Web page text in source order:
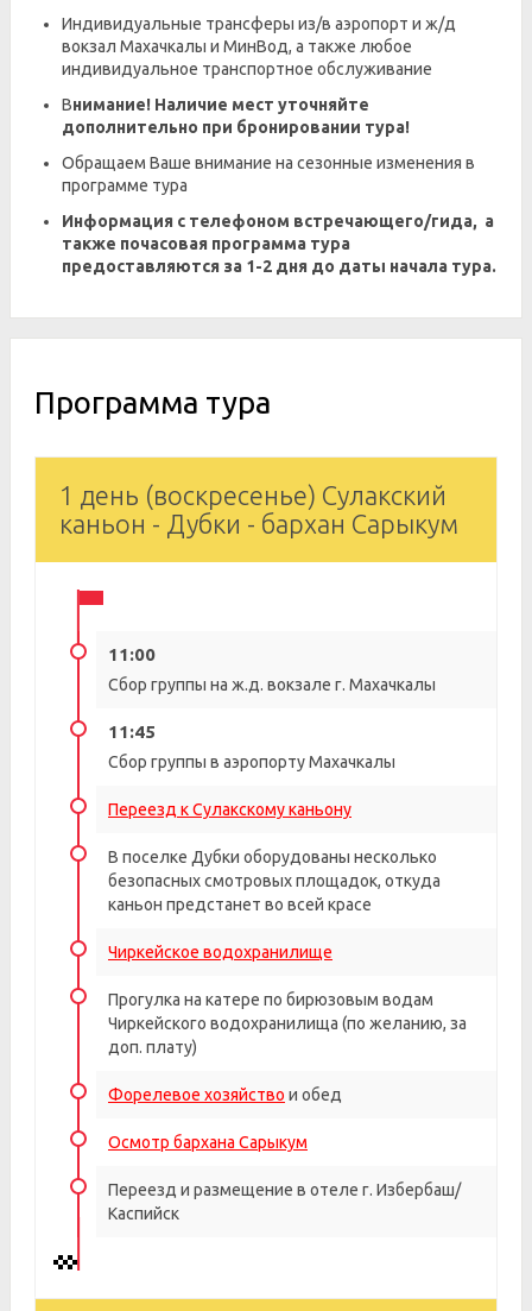
Индивидуальные трансферы из/в аэропорт и ж/д
вокзал Махачкалы и МинВод, а также любое
индивидуальное транспортное обслуживание
Внимание! Наличие мест уточняйте
дополнительно при бронировании тура!
Обращаем Ваше внимание на сезонные изменения в
программе тура
Информация с телефоном встречающего/гида, а
также почасовая программа тура
предоставляются за 1-2 дня до даты начала тура.
Программа тура
1 день (воскресенье) Сулакский
каньон - Дубки - бархан Сарыкум
11:00
Сбор группы на ж.д. вокзале г. Махачкалы
11:45
Сбор группы в аэропорту Махачкалы
Переезд к Сулакскому каньону
В поселке Дубки оборудованы несколько
безопасных смотровых площадок, откуда
каньон предстанет во всей красе
Чиркейское водохранилище
Прогулка на катере по бирюзовым водам
Чиркейского водохранилища (по желанию, за
доп. плату)
Форелевое хозяйство и обед
Осмотр бархана Сарыкум
Переезд и размещение в отеле г. Избербаш/
Каспийск